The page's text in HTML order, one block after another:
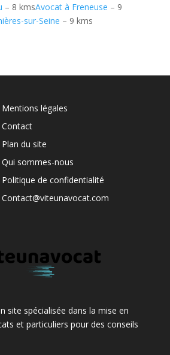
– 8 kmsAvocat à Freneuse – 9
sur-Seine – 9 kms
Mentions légales
Contact
Plan du site
Qui sommes-nous
Politique de confidentialité
Contact@viteunavocat.com
site spécialisée dans la mise en
et particuliers pour des conseils